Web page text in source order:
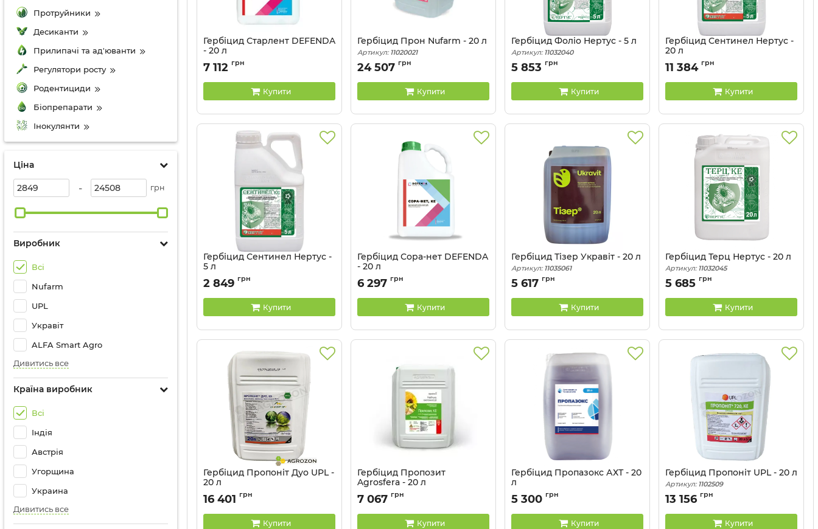
Протруйники
Десиканти
Прилипачі та ад'юванти
Регулятори росту
Родентициди
Біопрепарати
Інокулянти
Ціна
- грн
Виробник
Всі
Nufarm
UPL
Укравіт
ALFA Smart Agro
Дивитись все
Країна виробник
Всі
Індія
Австрія
Угорщина
Украина
Дивитись все
Гербіцид Старлент DEFENDA
- 20 л
Артикул: 11012033
7 112 грн
Купити
Гербіцид Прон Nufarm - 20 л
Артикул: 11020021
24 507 грн
Купити
Гербіцид Фоліо Нертус - 5 л
Артикул: 11032040
5 853 грн
Купити
Гербіцид Сентинел Нертус -
20 л
Артикул: 11032043
11 384 грн
Купити
Гербіцид Сентинел Нертус -
5 л
Артикул: 11032034
2 849 грн
Купити
Гербіцид Сора-нет DEFENDA
- 20 л
Артикул: 11012023
6 297 грн
Купити
Гербіцид Тізер Укравіт - 20 л
Артикул: 11035061
5 617 грн
Купити
Гербіцид Терц Нертус - 20 л
Артикул: 11032045
5 685 грн
Купити
Гербіцид Пропоніт Дуо UPL -
20 л
Артикул: 11025010
16 401 грн
Купити
Гербіцид Пропозит
Agrosfera - 20 л
Артикул: 11041116
7 067 грн
Купити
Гербіцид Пропазокс АХТ - 20
л
Артикул: 11030016
5 300 грн
Купити
Гербіцид Пропоніт UPL - 20 л
Артикул: 1102509
13 156 грн
Купити